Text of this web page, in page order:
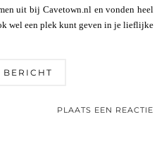
uit bij Cavetown.nl en vonden heel
wel een plek kunt geven in je lieflijke
PLAATS EEN REACTIE